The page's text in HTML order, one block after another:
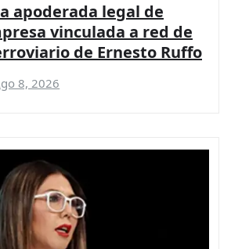
apoderada legal de
vinculada a red de
de Ernesto Ruffo
8, 2026